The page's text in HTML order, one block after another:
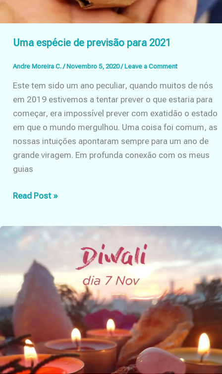
Uma espécie de previsão para 2021
Andre Moreira C. /Novembro 5, 2020/Leave a Comment
Este tem sido um ano peculiar, quando muitos de nós
em 2019 estivemos a tentar prever o que estaria para
começar, era impossível prever com exatidão o estado
em que o mundo mergulhou. Uma coisa foi comum, as
nossas intuições apontaram sempre para um ano de
grande viragem. Em profunda conexão com os meus
guias
Uma
previsão
2021
Read Post »